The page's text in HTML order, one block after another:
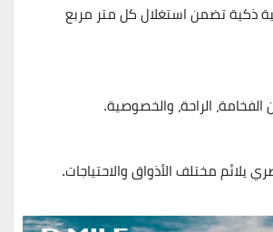
ذكية تضمناستغلال كل متر مربع
الفخامة، الراحة، والخصوصية.
يلائم مختلف الأذواق والاحتياجات.